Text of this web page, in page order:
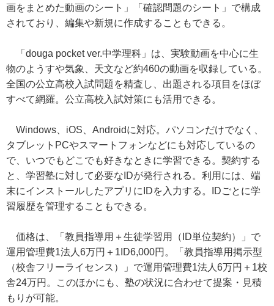
画をまとめた動画のシート」「確認問題のシート」で構成
されており、編集や新規に作成することもできる。
「douga pocket ver.中学理科」は、実験動画を中心に生
物のようすや気象、天文など約460の動画を収録している。
全国の公立高校入試問題を精査し、出題される項目をほぼ
すべて網羅。公立高校入試対策にも活用できる。
Windows、iOS、Androidに対応。パソコンだけでなく、
タブレットPCやスマートフォンなどにも対応しているの
で、いつでもどこでも好きなときに学習できる。契約する
と、学習塾に対して必要なIDが発行される。利用には、端
末にインストールしたアプリにIDを入力する。IDごとに学
習履歴を管理することもできる。
価格は、「教員指導用＋生徒学習用（ID単位契約）」で
運用管理費1法人6万円＋1ID6,000円。「教員指導用掲示型
（校舎フリーライセンス）」で運用管理費1法人6万円＋1校
舎24万円。このほかにも、塾の状況に合わせて提案・見積
もりが可能。